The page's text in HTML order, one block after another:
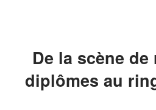
De la scène de remise des
diplômes au